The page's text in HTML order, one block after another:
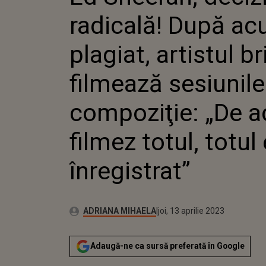
TOTUL,
radicală! După
plagiat, artistul
filmează
compoziţie: „De
filmez totul, totul
înregistrat”
Autor:ADRIANA MIHAELAPublicat:
miercuri, 13 aprilie 2022
Actualizat:
joi, 13 aprilie 2023
Adaugă-ne ca sursă preferată în Google